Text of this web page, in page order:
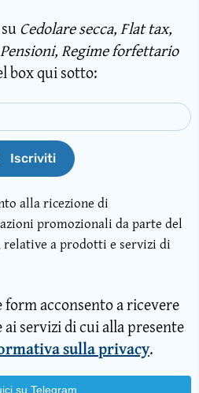
Cedolare secca, Flat tax,
Regime forfettario
box qui sotto:
Iscriviti
alla ricezione di
promozionali da parte del
a prodotti e servizi di
acconsento a ricevere
servizi di cui alla presente
sulla privacy.
su Telegram